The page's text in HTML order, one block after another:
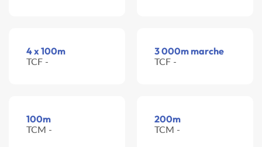
4 x 100m
TCF -
3 000m marche
TCF -
100m
TCM -
200m
TCM -